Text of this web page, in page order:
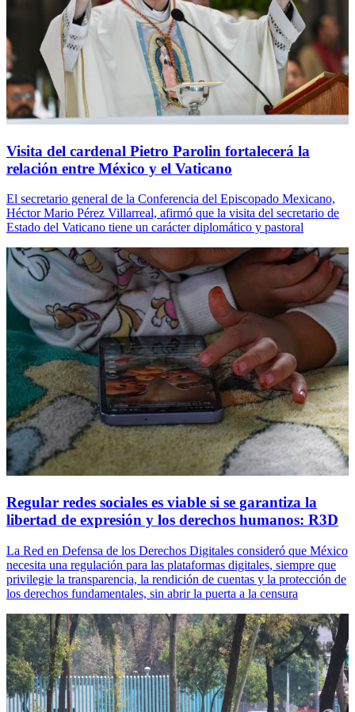
Visita del cardenal Pietro Parolin fortalecerá la
relación entre México y el Vaticano
El secretario general de la Conferencia del Episcopado Mexicano,
Héctor Mario Pérez Villarreal, afirmó que la visita del secretario de
Estado del Vaticano tiene un carácter diplomático y pastoral
Regular redes sociales es viable si se garantiza la
libertad de expresión y los derechos humanos: R3D
La Red en Defensa de los Derechos Digitales consideró que México
necesita una regulación para las plataformas digitales, siempre que
privilegie la transparencia, la rendición de cuentas y la protección de
los derechos fundamentales, sin abrir la puerta a la censura